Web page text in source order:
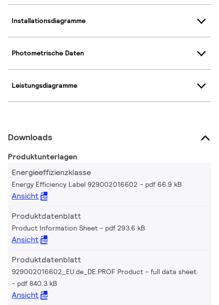
Installationsdiagramme
Photometrische Daten
Leistungsdiagramme
Downloads
Produktunterlagen
Energieeffizienzklasse
Energy Efficiency Label 929002016602 pdf 66.9 kB
Ansicht
Produktdatenblatt
Product Information Sheet pdf 293.6 kB
Ansicht
Produktdatenblatt
929002016602_EU.de_DE.PROF Product - full data sheet
pdf 840.3 kB
Ansicht